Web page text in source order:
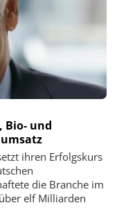
Bio- und
ihren Erfolgskurs
die Branche im
elf Milliarden